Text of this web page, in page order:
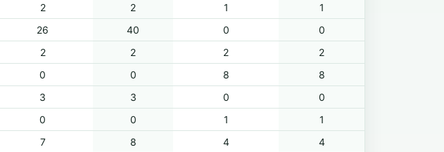
2 2 1
1
26 40 0
0
2 2 2
2
0 0 8
8
3 3 0
0
0 0 1
1
7 8 4
4